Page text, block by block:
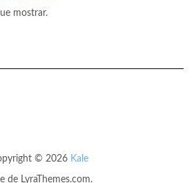
mostrar.
© 2026 Kale
de LyraThemes.com.